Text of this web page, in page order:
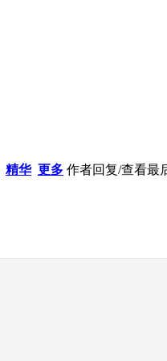
精华 更多 作者回复/查看最